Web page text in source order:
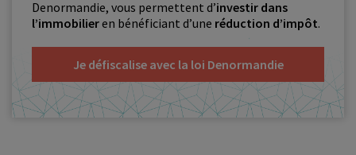
Denormandie, vous permettent d’investir dans
l’immobilieren bénéficiant d’une réduction d’impôt.
Je défiscalise avec la loi Denormandie